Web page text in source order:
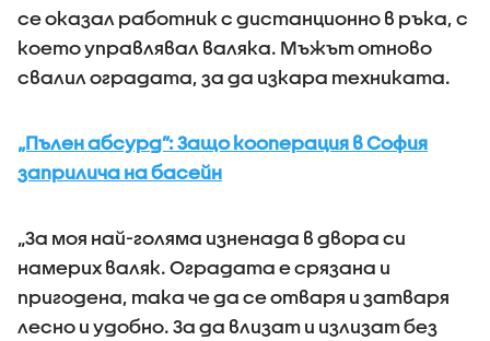
се оказал работник с дистанционно в ръка, с
което управлявал валяка. Мъжът отново
свалил оградата, за да изкара техниката.
„Пълен абсурд”: Защо кооперация в София
заприлича на басейн
„За моя най-голяма изненада в двора си
намерих валяк. Оградата е срязана и
пригодена, така че да се отваря и затваря
лесно и удобно. За да влизат и излизат без